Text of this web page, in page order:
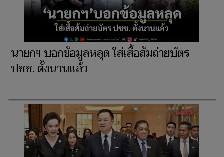
นายกฯ บอกข้อมูลหลุด ใส่เสื้อส้มถ่ายบัตร
ปชช. ตั้งนานแล้ว